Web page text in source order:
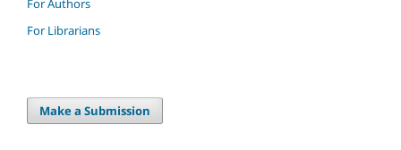
For Authors
For Librarians
Make a Submission